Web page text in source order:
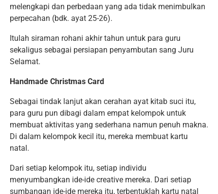
melengkapi dan perbedaan yang ada tidak menimbulkan
perpecahan (bdk. ayat 25-26).
Itulah siraman rohani akhir tahun untuk para guru
sekaligus sebagai persiapan penyambutan sang Juru
Selamat.
Handmade Christmas Card
Sebagai tindak lanjut akan cerahan ayat kitab suci itu,
para guru pun dibagi dalam empat kelompok untuk
membuat aktivitas yang sederhana namun penuh makna.
Di dalam kelompok kecil itu, mereka membuat kartu
natal.
Dari setiap kelompok itu, setiap individu
menyumbangkan ide-ide creative mereka. Dari setiap
sumbangan ide-ide mereka itu, terbentuklah kartu natal